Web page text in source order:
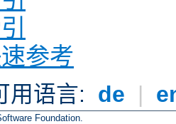
参考
用语言: de |
Foundation.